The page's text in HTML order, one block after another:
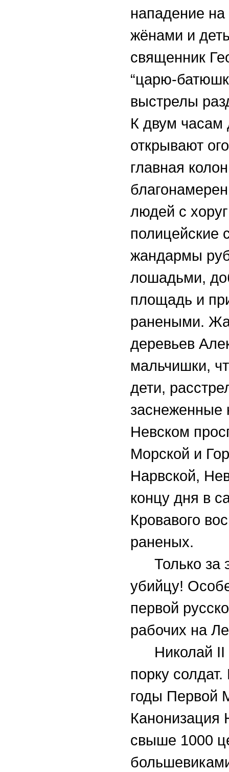
нападение
жёнами и
священник
“царю-
выстрелы
К двум
открывают
главная
людей с
полицейские
жандармы
лошадьми,
площадь и
ранеными.
деревьев
мальчишки,
дети,
заснеженные
Невском
Морской и
Нарвской,
концу дня в
Кровавого
раненых.
Только за
убийцу!
первой
рабочих на
Николай II
порку
годы Первой
Канонизация
свыше 1000